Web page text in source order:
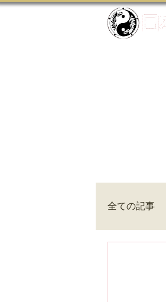
全ての記事